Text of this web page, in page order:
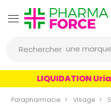
Rechercher
un produit
une marque
LIQUIDATION
Parapharmacie Visage